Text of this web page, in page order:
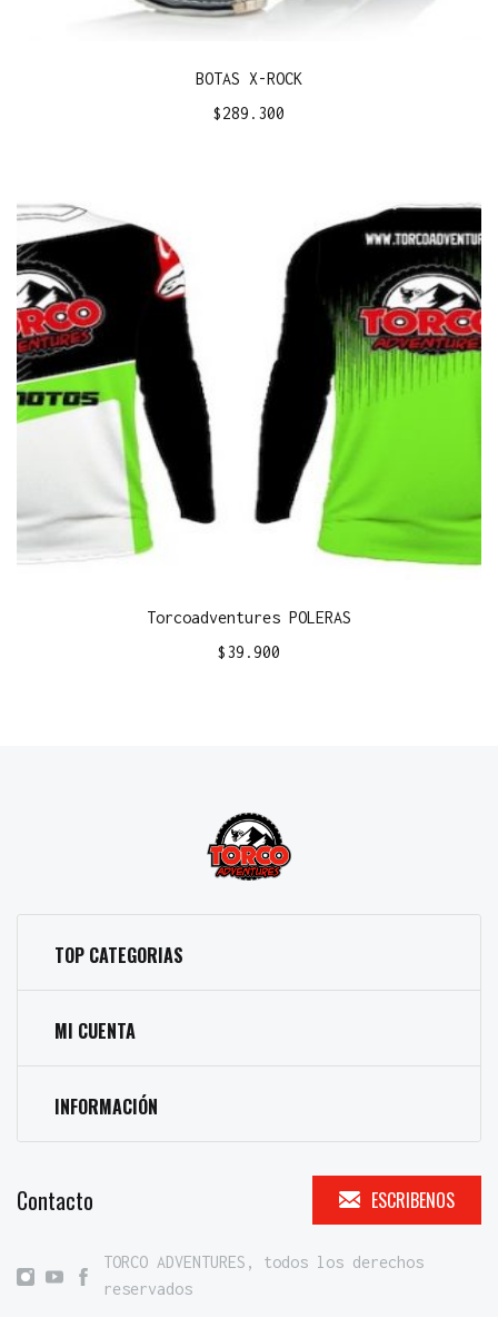
BOTAS X-ROCK
$289.300
Torcoadventures POLERAS
$39.900
TOP CATEGORIAS
MI CUENTA
INFORMACIÓN
Contacto ESCRIBENOS
TORCO ADVENTURES, todos los derechos
reservados